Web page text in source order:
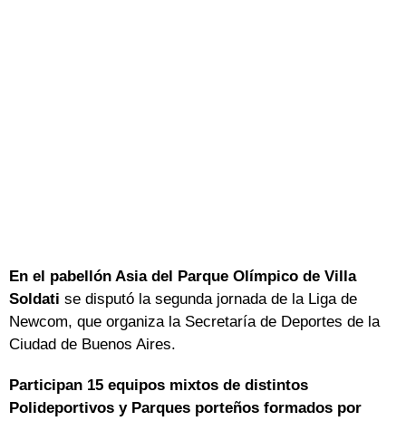
En el pabellón Asia del Parque Olímpico de Villa
Soldati se disputó la segunda jornada de la Liga de
Newcom, que organiza la Secretaría de Deportes de la
Ciudad de Buenos Aires.
Participan 15 equipos mixtos de distintos
Polideportivos y Parques porteños formados por